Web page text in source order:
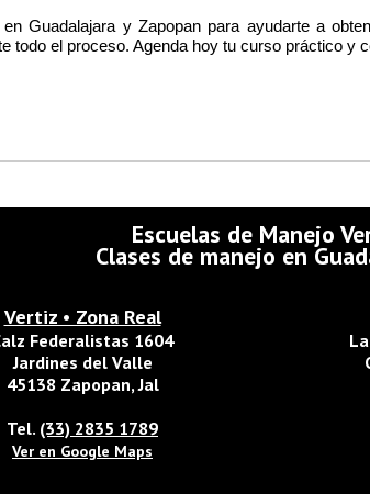
Guadalajara y Zapopan para ayudarte a
todo el proceso. Agenda hoy tu curso práctico y
Escuelas de Manejo
Clases de manejo en
Vertiz • Zona Real
Federalistas 1604
Jardines del Valle
45138 Zapopan, Jal
Tel. (33) 2835 1789
Ver en Google Maps